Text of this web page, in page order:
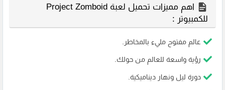
اهم مميزات تحميل لعبة Project Zomboid
للكمبيوتر :
عالم مفتوح مليء بالمخاطر.
رؤية واسعة للعالم من حولك.
دورة ليل ونهار ديناميكية.